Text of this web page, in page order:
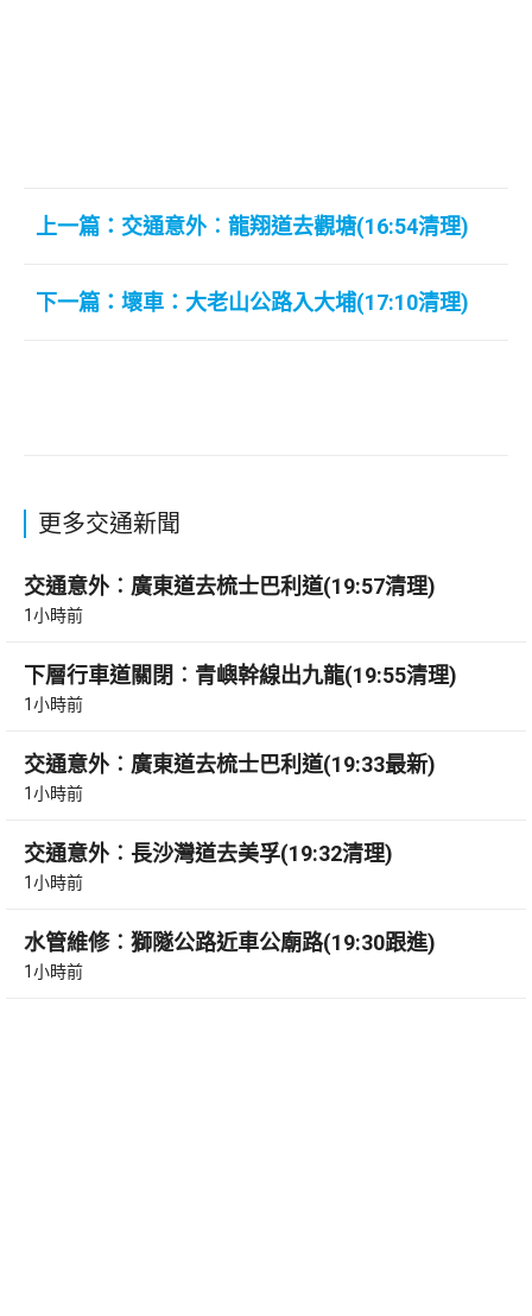
上一篇：交通意外︰龍翔道去觀塘(16:54清理)
下一篇：壞車：大老山公路入大埔(17:10清理)
更多交通新聞
交通意外︰廣東道去梳士巴利道(19:57清理)
1小時前
下層行車道關閉︰青嶼幹線出九龍(19:55清理)
1小時前
交通意外︰廣東道去梳士巴利道(19:33最新)
1小時前
交通意外︰長沙灣道去美孚(19:32清理)
1小時前
水管維修︰獅隧公路近車公廟路(19:30跟進)
1小時前